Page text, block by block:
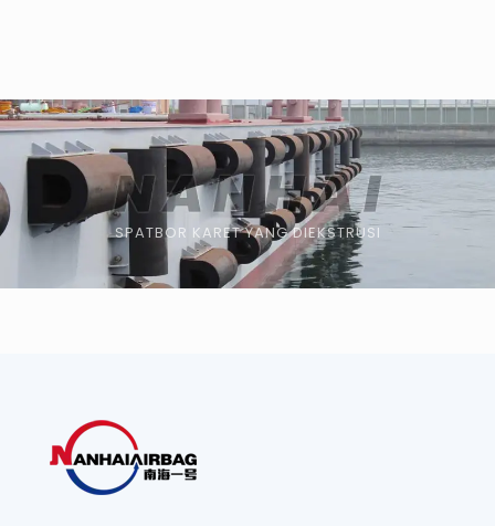
SPATBOR KARET YANG DIEKSTRUSI